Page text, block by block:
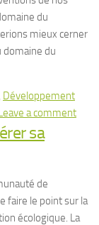
du
mieux cerner
domaine du
Développement
a comment
sa
de
faire le point sur la
écologique. La